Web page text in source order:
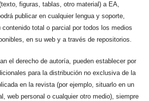
figuras, tablas, otro material) a EA,
publicar en cualquier lengua y soporte,
total o parcial por todos los medios
en su web y a través de repositorios.
el derecho de autoría, pueden establecer por
para la distribución no exclusiva de la
en la revista (por ejemplo, situarlo en un
web personal o cualquier otro medio), siempre